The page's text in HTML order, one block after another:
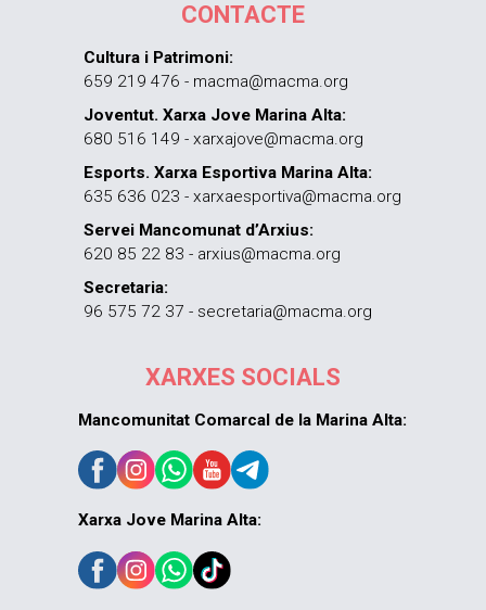
CONTACTE
Cultura i Patrimoni:
659 219 476 - macma@macma.org
Joventut. Xarxa Jove Marina Alta:
680 516 149 - xarxajove@macma.org
Esports. Xarxa Esportiva Marina Alta:
635 636 023 - xarxaesportiva@macma.org
Servei Mancomunat d’Arxius:
620 85 22 83 - arxius@macma.org
Secretaria:
96 575 72 37 - secretaria@macma.org
XARXES SOCIALS
Mancomunitat Comarcal de la Marina Alta:
Xarxa Jove Marina Alta: